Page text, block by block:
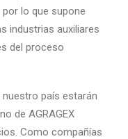
lo que supone
industrias auxiliares
del proceso
país estarán
de AGRAGEX
Como compañías